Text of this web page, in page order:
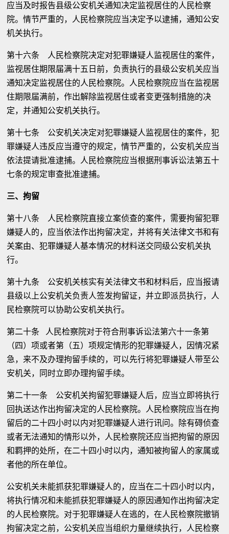
应当及时报告县级公安机关通知决定监视居住的人民检察
院。情节严重的，人民检察院应当决定予以逮捕，通知公安
机关执行。
第十六条 人民检察院决定对犯罪嫌疑人监视居住的案件，
监视居住期限届满十五日前，负责执行的县级公安机关应当
通知决定监视居住的人民检察院。人民检察院应当在监视居
住期限届满前，作出解除监视居住或者变更强制措施的决
定，并通知公安机关执行。
第十七条 公安机关决定对犯罪嫌疑人监视居住的案件，犯
罪嫌疑人违反应当遵守的规定，情节严重的，公安机关应当
依法提请批准逮捕。人民检察院应当根据刑事诉讼法第五十
七条的规定审查批准逮捕。
三、拘留
第十八条 人民检察院直接立案侦查的案件，需要拘留犯罪
嫌疑人的，应当依法作出拘留决定，并将有关法律文书和有
关案由、犯罪嫌疑人基本情况的材料送交同级公安机关执
行。
第十九条 公安机关核实有关法律文书和材料后，应当报请
县级以上公安机关负责人签发拘留证，并立即派员执行，人
民检察院可以协助公安机关执行。
第二十条 人民检察院对于符合刑事诉讼法第六十一条第
（四）项或者第（五）项规定情形的犯罪嫌疑人，因情况紧
急，来不及办理拘留手续的，可以先行将犯罪嫌疑人带至公
安机关，同时立即办理拘留手续。
第二十一条 公安机关拘留犯罪嫌疑人后，应当立即将执行
回执送达作出拘留决定的人民检察院。人民检察院应当在拘
留后的二十四小时以内对犯罪嫌疑人进行讯问。除有碍侦查
或者无法通知的情形以外，人民检察院还应当把拘留的原因
和羁押的处所，在二十四小时以内，通知被拘留人的家属或
者他的所在单位。
公安机关未能抓获犯罪嫌疑人的，应当在二十四小时以内，
将执行情况和未能抓获犯罪嫌疑人的原因通知作出拘留决定
的人民检察院。对于犯罪嫌疑人在逃的，在人民检察院撤销
拘留决定之前，公安机关应当组织力量继续执行，人民检察